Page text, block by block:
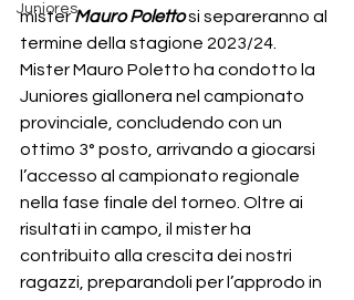
Juniores
mister Mauro Poletto si separeranno al
termine della stagione 2023/24.
Mister Mauro Poletto ha condotto la
Juniores giallonera nel campionato
provinciale, concludendo con un
ottimo 3° posto, arrivando a giocarsi
l’accesso al campionato regionale
nella fase finale del torneo. Oltre ai
risultati in campo, il mister ha
contribuito alla crescita dei nostri
ragazzi, preparandoli per l’approdo in